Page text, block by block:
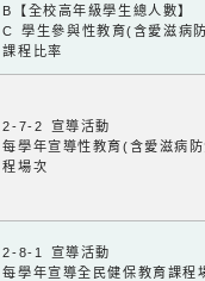
B【全校高年級學生總人數】
C 學生參與性教育(含愛滋病
課程比率
2-7-2 宣導活動
每學年宣導性教育(含愛滋病
程場次
2-8-1 宣導活動
每學年宣導全民健保教育課程